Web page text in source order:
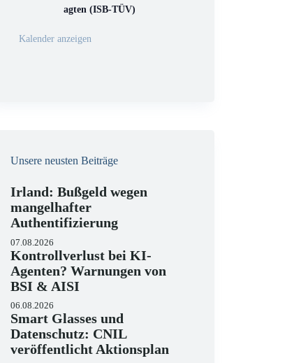
t
n
agten (ISB-TÜV)
Kalender anzeigen
Unsere neusten Beiträge
Irland: Bußgeld wegen
mangelhafter
Authentifizierung
07.08.2026
Kontrollverlust bei KI-
Agenten? Warnungen von
BSI & AISI
06.08.2026
Smart Glasses und
Datenschutz: CNIL
veröffentlicht Aktionsplan